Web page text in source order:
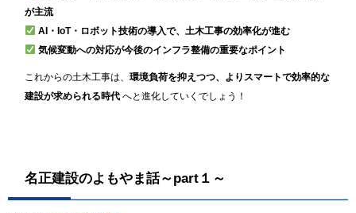
が主流
AI・IoT・ロボット技術の導入で、土木工事の効率化が進む
気候変動への対応が今後のインフラ整備の重要なポイント
これからの土木工事は、環境負荷を抑えつつ、よりスマートで効率的な
建設が求められる時代 へと進化していくでしょう！
名正建設のよもやま話～part１～